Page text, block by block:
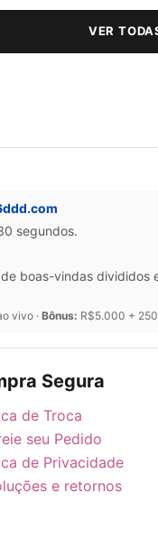
VER
segundos.
boas-vindas
vivo · Bônus: R$5.000 +
Segura
de Troca
seu Pedido
de Privacidade
e retornos